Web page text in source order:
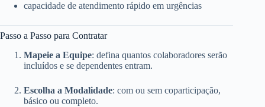
capacidade de atendimento rápido em urgências
Passo a Passo para Contratar
Mapeie a Equipe: defina quantos colaboradores serão
incluídos e se dependentes entram.
Escolha a Modalidade: com ou sem coparticipação,
básico ou completo.